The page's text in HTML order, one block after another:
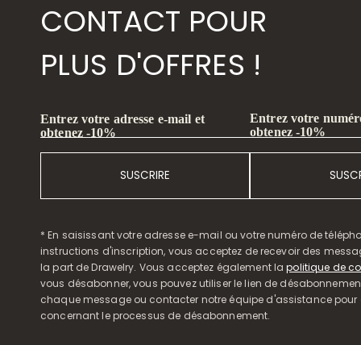
CONTACT POUR
PLUS D'OFFRES !
Entrez votre adresse e-mail et
obtenez -10%
SUSCRIRE
Entrez votre
obtenez -10%
* En saisissant votre adresse e-mail ou votre numéro de
instructions d'inscription, vous acceptez de recevoir des
la part de Drawelry. Vous acceptez également lapolitique de
vous désabonner, vous pouvez utiliser le lien de
chaque message ou contacter notre équipe d'assistance pour
concernant le processus de désabonnement.